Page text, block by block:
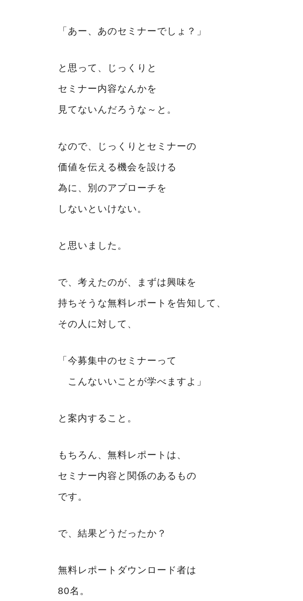
「あー、あのセミナーでしょ？」
と思って、じっくりと
セミナー内容なんかを
見てないんだろうな～と。
なので、じっくりとセミナーの
価値を伝える機会を設ける
為に、別のアプローチを
しないといけない。
と思いました。
で、考えたのが、まずは興味を
持ちそうな無料レポートを告知して、
その人に対して、
「今募集中のセミナーって
こんないいことが学べますよ」
と案内すること。
もちろん、無料レポートは、
セミナー内容と関係のあるもの
です。
で、結果どうだったか？
無料レポートダウンロード者は
80名。